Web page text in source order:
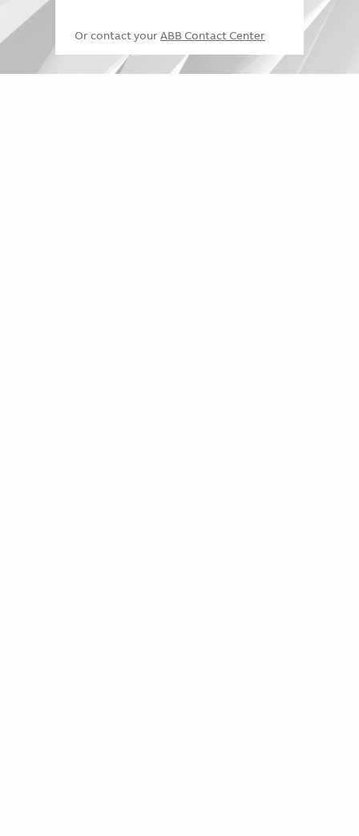
Or contact your ABB Contact Center